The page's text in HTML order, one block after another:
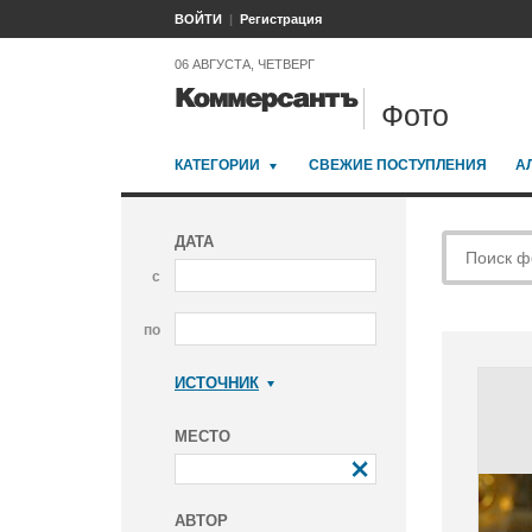
ВОЙТИ Регистрация
06 АВГУСТА, ЧЕТВЕРГ
Фото
КАТЕГОРИИ СВЕЖИЕ ПОСТУПЛЕНИЯ
ДАТА
с
по
ИСТОЧНИК
МЕСТО
АВТОР